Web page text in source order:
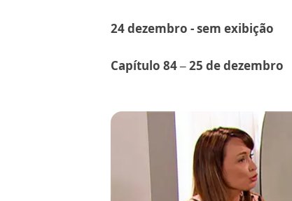
24 dezembro - sem exibição
Capítulo 84 – 25 de dezembro